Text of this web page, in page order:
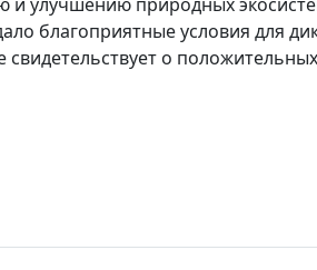
благоприятные условия для
о